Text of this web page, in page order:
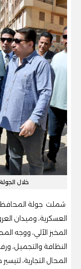
خلال
شملت جولة المحافظ
العسكرية، وميدان
المخبز الآلي، ووجه
النظافة والتجميل،
المحال التجارية،